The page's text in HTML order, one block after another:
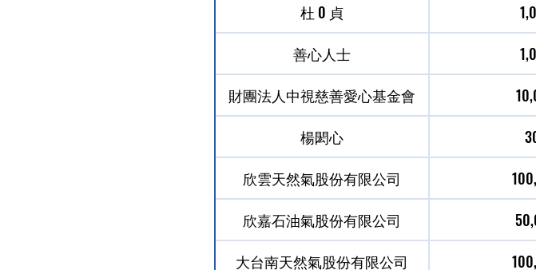
勸募字號
中華民國111年10月1日 衛部救字第1111362715號
杜 0 貞
善心人士
財團法人中視慈善愛心基金會
楊閎心
欣雲天然氣股份有限公司
欣嘉石油氣股份有限公司
大台南天然氣股份有限公司